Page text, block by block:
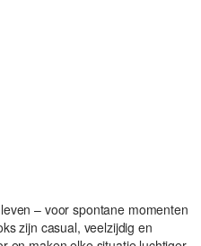
– voor spontane momenten
zijn casual, veelzijdig en